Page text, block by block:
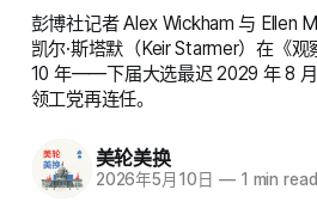
彭博社记者 Alex Wickham 与 Ellen
凯尔·斯塔默（Keir Starmer）在《
10 年——下届大选最迟 2029 年 8
领工党再连任。
美轮美换
2026年5月10日 —1 min read